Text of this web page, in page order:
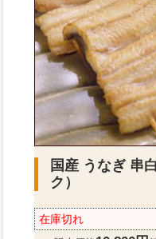
国産 うなぎ 串
ク）
在庫切れ